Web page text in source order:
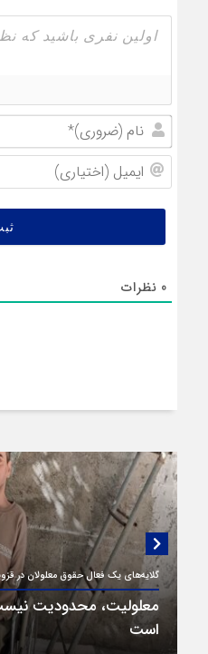
0 نظرات